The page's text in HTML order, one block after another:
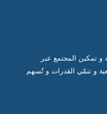
و تمكين المجتمع عبر
و تنمّي القدرات و تُسهم